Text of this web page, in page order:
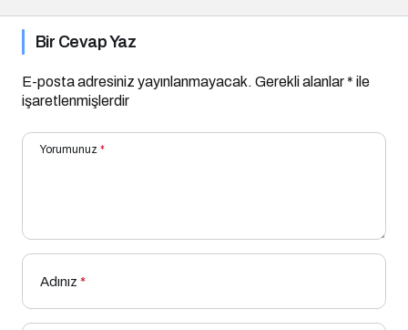
Bir Cevap Yaz
E-posta adresiniz yayınlanmayacak. Gerekli alanlar* ile
işaretlenmişlerdir
Yorumunuz *
Adınız *